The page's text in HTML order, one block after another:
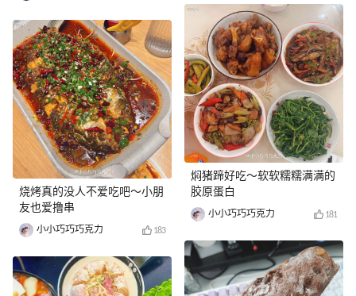
烧烤真的没人不爱吃吧～小朋
友也爱撸串
小小巧巧巧克力 183
焖猪蹄好吃～软软糯糯满满的
胶原蛋白
小小巧巧巧克力 181